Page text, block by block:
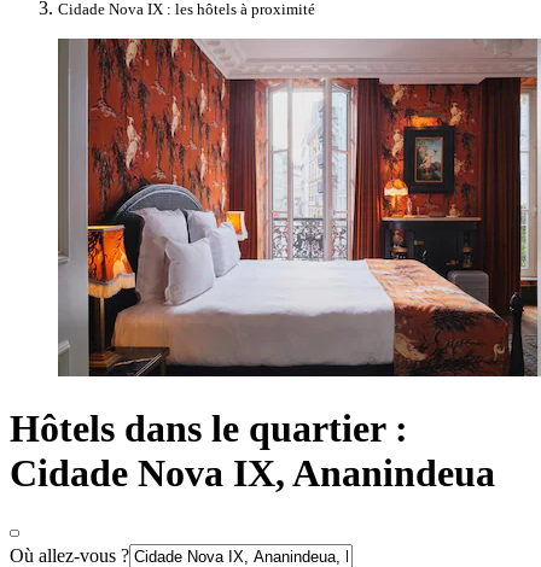
Cidade Nova IX : les hôtels à proximité
Hôtels dans le quartier :
Cidade Nova IX, Ananindeua
Où allez-vous ?